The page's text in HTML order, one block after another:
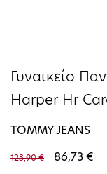
Γυναικείο
Harper Hr
TOMMY JEANS
123,90 € 86,73 €